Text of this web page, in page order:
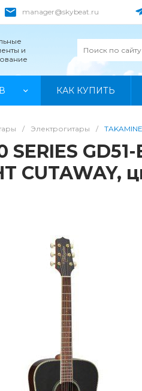
manager@skybeat.ru
и
КАК КУПИТЬ
/ Электрогитары /
SERIES
CUTAWAY,